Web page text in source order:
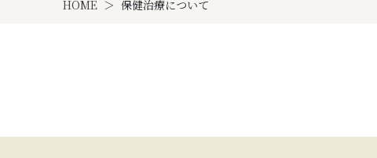
HOME 保健治療について